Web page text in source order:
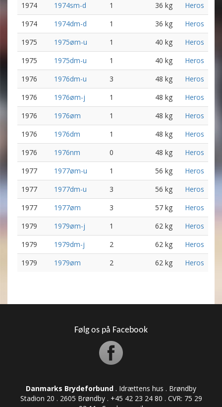
1974
1974sm-d 1 36 kg
Heros
1974
1974dm-d 1 36 kg
Heros
1975
1975øm-u 1 40 kg
Heros
1975
1975dm-u 1 40 kg
Heros
1976
1976dm-u 3 48 kg
Heros
1976
1976øm-j 1 48 kg
Heros
1976
1976øm 1 48 kg
Heros
1976
1976dm 1 48 kg
Heros
1976
1976nm 0 48 kg
Heros
1977
1977øm-u 1 56 kg
Heros
1977
1977dm-u 3 56 kg
Heros
1977
1977øm 3 57 kg
Heros
1979
1979øm-j 1 62 kg
Heros
1979
1979dm-j 2 62 kg
Heros
1979
1979øm 2 62 kg Heros
Følg os på Facebook
Danmarks Brydeforbund . Idrættens hus . Brøndby
Stadion 20 . 2605 Brøndby . +45 42 23 24 80 . CVR: ​​​​​​75 29